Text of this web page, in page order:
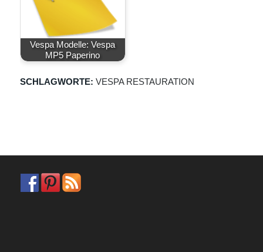
Vespa Modelle: Vespa
MP5 Paperino
SCHLAGWORTE: VESPA RESTAURATION